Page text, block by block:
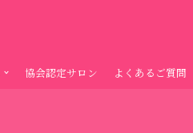
協会認定サロン よくあるご質問